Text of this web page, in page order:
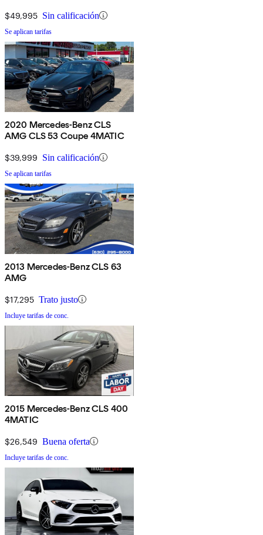
$49,995 Sin calificación
Se aplican tarifas
2020 Mercedes-Benz CLS
AMG CLS 53 Coupe 4MATIC
$39,999 Sin calificación
Se aplican tarifas
2013 Mercedes-Benz CLS 63
AMG
$17,295 Trato justo
Incluye tarifas de conc.
2015 Mercedes-Benz CLS 400
4MATIC
$26,549 Buena oferta
Incluye tarifas de conc.